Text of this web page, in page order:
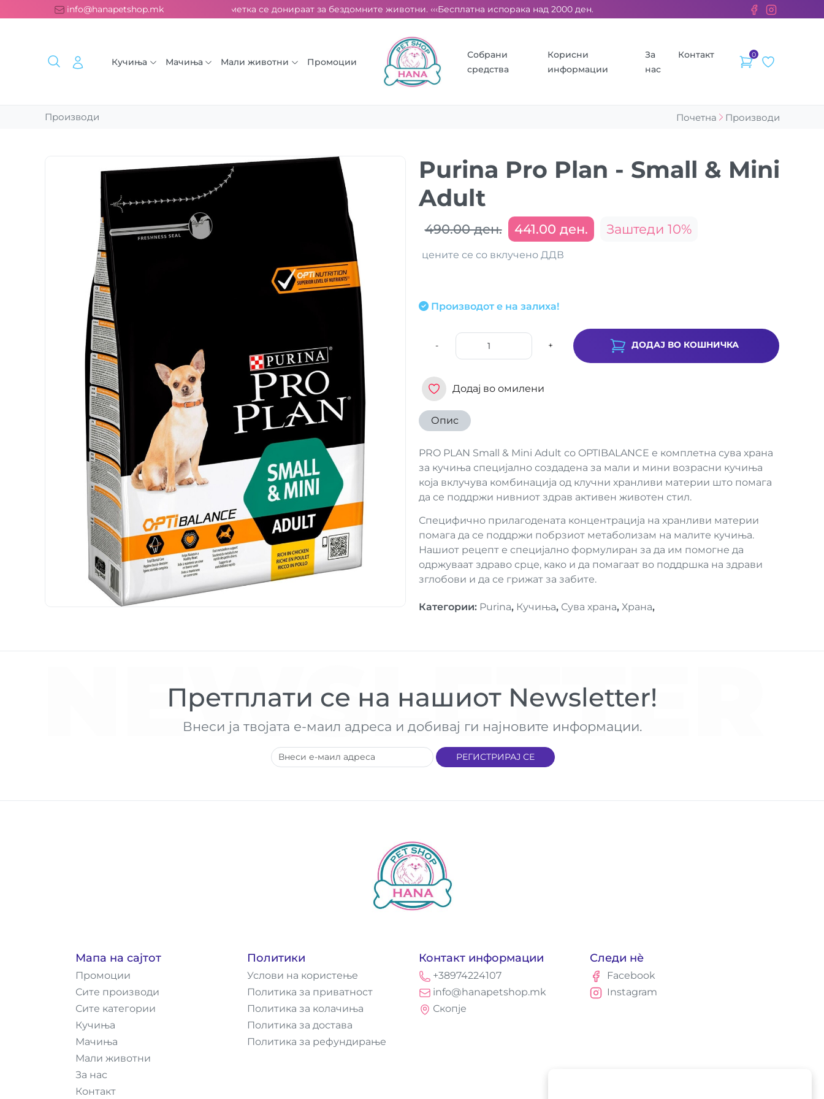
info@hanapetshop.mk
испорака над 2000 ден. ››› 2% од секоја сметка се донираат за бездомните животни. ‹‹‹ Бесплатна испорака над 2000 ден. ››› 2% од секоја сметка се донираат за бездомните
Кучиња Мачиња Мали животни Промоции
Собрани
средства
Корисни
информации
За
нас
Контакт 0
Производи Почетна Производи
Purina Pro Plan - Small & Mini
Adult
490.00 ден. 441.00 ден. Заштеди 10%
цените се со вклучено ДДВ
Производот е на залиха!
- + ДОДАЈ ВО КОШНИЧКА
Додај во омилени
Опис
PRO PLAN Small & Mini Adult со OPTIBALANCE е комплетна сува храна
за кучиња специјално создадена за мали и мини возрасни кучиња
која вклучува комбинација од клучни хранливи материи што помага
да се поддржи нивниот здрав активен животен стил.
Специфично прилагодената концентрација на хранливи материи
помага да се поддржи побрзиот метаболизам на малите кучиња.
Нашиот рецепт е специјално формулиран за да им помогне да
одржуваат здраво срце, како и да помагаат во поддршка на здрави
зглобови и да се грижат за забите.
Категории: Purina, Кучиња, Сува храна, Храна,
NEWSLETTER
Претплати се на нашиот Newsletter!
Внеси ја твојата е-маил адреса и добивај ги најновите информации.
РЕГИСТРИРАЈ СЕ
Мапа на сајтот
Промоции
Сите производи
Сите категории
Кучиња
Мачиња
Мали животни
За нас
Контакт
Политики
Услови на користење
Политика за приватност
Политика за колачиња
Политика за достава
Политика за рефундирање
Контакт информации
+38974224107
info@hanapetshop.mk
Скопје
Следи нè
Facebook
Instagram